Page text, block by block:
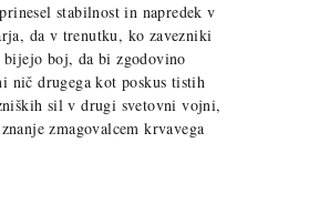
stabilnost in napredek v
da v trenutku, ko zavezniki
boj, da bi zgodovino
nič drugega kot poskus tistih
sil v drugi svetovni vojni,
zmagovalcem krvavega